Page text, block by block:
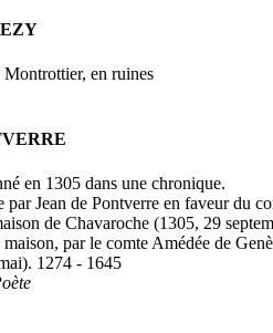
Montrottier, en ruines
en 1305 dans une chronique.
par Jean de Pontverre en faveur du
de Chavaroche (1305, 29
par le comte Amédée de
1274 - 1645